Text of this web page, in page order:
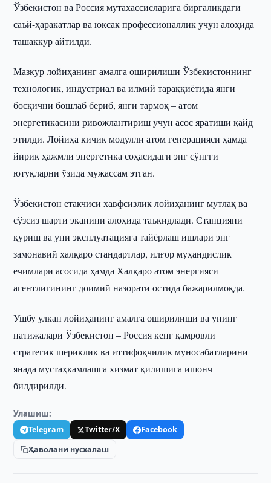
Ўзбекистон ва Россия мутахассисларига биргаликдаги
саъй-ҳаракатлар ва юксак профессионаллик учун алоҳида
ташаккур айтилди.
Мазкур лойиҳанинг амалга оширилиши Ўзбекистоннинг
технологик, индустриал ва илмий тараққиётида янги
босқични бошлаб бериб, янги тармоқ – атом
энергетикасини ривожлантириш учун асос яратиши қайд
этилди. Лойиҳа кичик модулли атом генерацияси ҳамда
йирик ҳажмли энергетика соҳасидаги энг сўнгги
ютуқларни ўзида мужассам этган.
Ўзбекистон етакчиси хавфсизлик лойиҳанинг мутлақ ва
сўзсиз шарти эканини алоҳида таъкидлади. Станцияни
қуриш ва уни эксплуатацияга тайёрлаш ишлари энг
замонавий халқаро стандартлар, илғор муҳандислик
ечимлари асосида ҳамда Халқаро атом энергияси
агентлигининг доимий назорати остида бажарилмоқда.
Ушбу улкан лойиҳанинг амалга оширилиши ва унинг
натижалари Ўзбекистон – Россия кенг қамровли
стратегик шериклик ва иттифоқчилик муносабатларини
янада мустаҳкамлашга хизмат қилишига ишонч
билдирилди.
Улашиш:
Telegram Twitter/X
Facebook
Ҳаволани нусхалаш